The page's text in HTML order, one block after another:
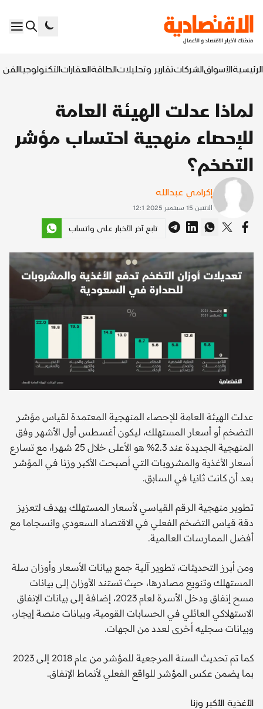
الرئيسيةالأسواقالشركاتتقارير وتحليلاتالطاقةالعقاراتالتكنولوجياالفن
لماذا عدلت الهيئة العامة
للإحصاء منهجية احتساب مؤشر
التضخم؟
إكرامي عبدالله
الاثنين 15 سبتمبر 2025 12:1
تابع آخر الأخبار على واتساب
عدلت الهيئة العامة للإحصاء المنهجية المعتمدة لقياس مؤشر
التضخم أو أسعار المستهلك، ليكون أغسطس أول الأشهر وفق
المنهجية الجديدة عند 2.3% هو الأعلى خلال 25 شهرا، مع تسارع
أسعار الأغذية والمشروبات التي أصبحت الأكبر وزنا في المؤشر
بعد أن كانت ثانيا في السابق.
تطوير منهجية الرقم القياسي لأسعار المستهلك يهدف لتعزيز
دقة قياس التضخم الفعلي في الاقتصاد السعودي وانسجاما مع
أفضل الممارسات العالمية.
ومن أبرز التحديثات، تطوير آلية جمع بيانات الأسعار وأوزان سلة
المستهلك وتنويع مصادرها، حيث تستند الأوزان إلى بيانات
مسح إنفاق ودخل الأسرة لعام 2023، إضافة إلى بيانات الإنفاق
الاستهلاكي العائلي في الحسابات القومية، وبيانات منصة إيجار،
وبيانات سجليه أخرى لعدد من الجهات.
كما تم تحديث السنة المرجعية للمؤشر من عام 2018 إلى 2023
بما يضمن عكس المؤشر للواقع الفعلي لأنماط الإنفاق.
الأغذية الأكبر وزنا